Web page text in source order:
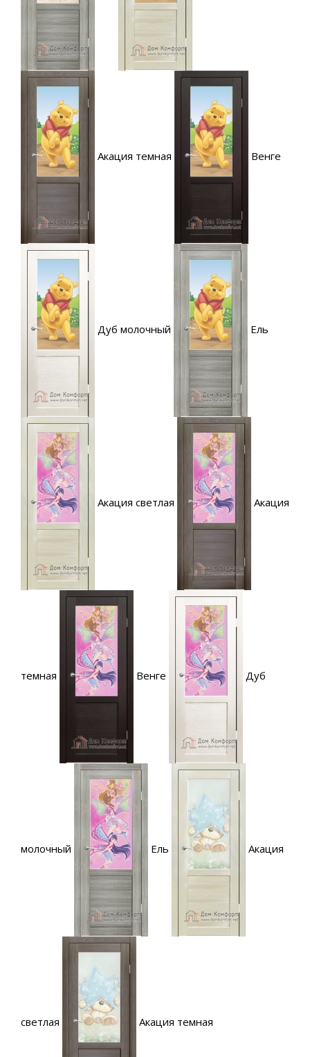
Акация темная Венге
Дуб молочный Ель
Акация светлая Акация
темная Венге Дуб
молочный Ель Акация
светлая Акация темная